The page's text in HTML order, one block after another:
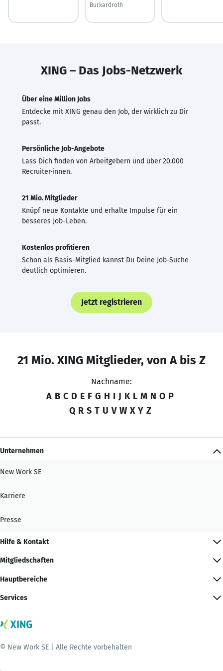
Burkardroth
XING – Das Jobs-Netzwerk
Über eine Million Jobs
Entdecke mit XING genau den Job, der wirklich zu Dir
passt.
Persönliche Job-Angebote
Lass Dich finden von Arbeitgebern und über 20.000
Recruiter·innen.
21 Mio. Mitglieder
Knüpf neue Kontakte und erhalte Impulse für ein
besseres Job-Leben.
Kostenlos profitieren
Schon als Basis-Mitglied kannst Du Deine Job-Suche
deutlich optimieren.
Jetzt registrieren
21 Mio. XING Mitglieder, von A bis Z
Nachname:
A B C D E F G H I J K L M N O P
Q R S T U V W X Y Z
Unternehmen
New Work SE
Karriere
Presse
Hilfe & Kontakt
Mitgliedschaften
Hauptbereiche
Services
© New Work SE | Alle Rechte vorbehalten